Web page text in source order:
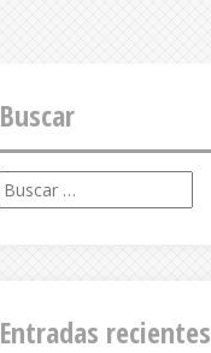
Buscar
Buscar:
Entradas recientes